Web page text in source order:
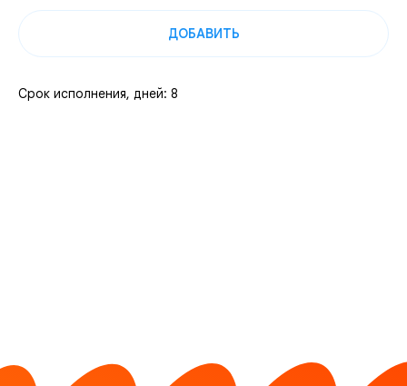
ДОБАВИТЬ
Срок исполнения, дней: 8